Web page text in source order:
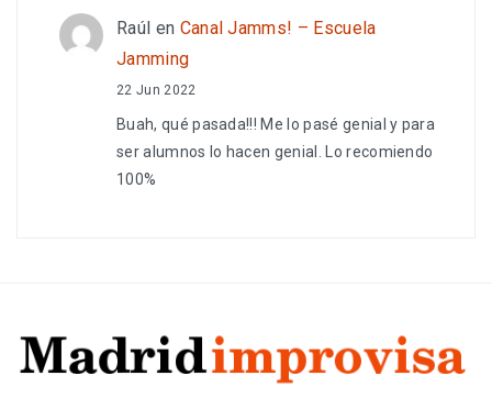
Raúl en Canal Jamms! – Escuela
Jamming
22 Jun 2022
Buah, qué pasada!!! Me lo pasé genial y para
ser alumnos lo hacen genial. Lo recomiendo
100%